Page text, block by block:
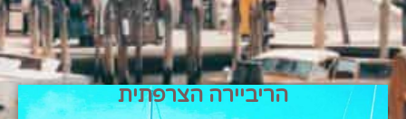
הריביירה הצרפתית